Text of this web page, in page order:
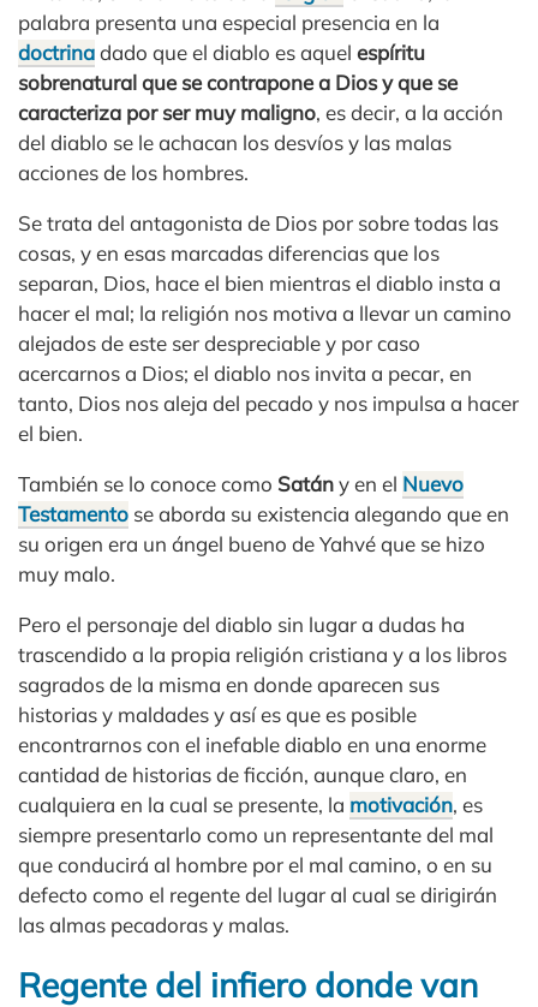
palabra presenta una especial presencia en la
doctrinadado que el diablo es aquel espíritu
sobrenatural que se contrapone a Dios y que se
caracteriza por ser muy maligno, es decir, a la acción
del diablo se le achacan los desvíos y las malas
acciones de los hombres.
Se trata del antagonista de Dios por sobre todas las
cosas, y en esas marcadas diferencias que los
separan, Dios, hace el bien mientras el diablo insta a
hacer el mal; la religión nos motiva a llevar un camino
alejados de este ser despreciable y por caso
acercarnos a Dios; el diablo nos invita a pecar, en
tanto, Dios nos aleja del pecado y nos impulsa a hacer
el bien.
También se lo conoce como Satány en el Nuevo
Testamento se aborda su existencia alegando que en
su origen era un ángel bueno de Yahvé que se hizo
muy malo.
Pero el personaje del diablo sin lugar a dudas ha
trascendido a la propia religión cristiana y a los libros
sagrados de la misma en donde aparecen sus
historias y maldades y así es que es posible
encontrarnos con el inefable diablo en una enorme
cantidad de historias de ficción, aunque claro, en
cualquiera en la cual se presente, la motivación, es
siempre presentarlo como un representante del mal
que conducirá al hombre por el mal camino, o en su
defecto como el regente del lugar al cual se dirigirán
las almas pecadoras y malas.
Regente del infiero donde van